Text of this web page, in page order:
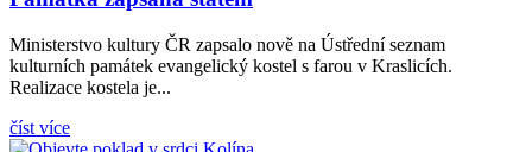
Ministerstvo kultury ČR zapsalo nově na Ústřední seznam
kulturních památek evangelický kostel s farou v Kraslicích.
Realizace kostela je...
číst více